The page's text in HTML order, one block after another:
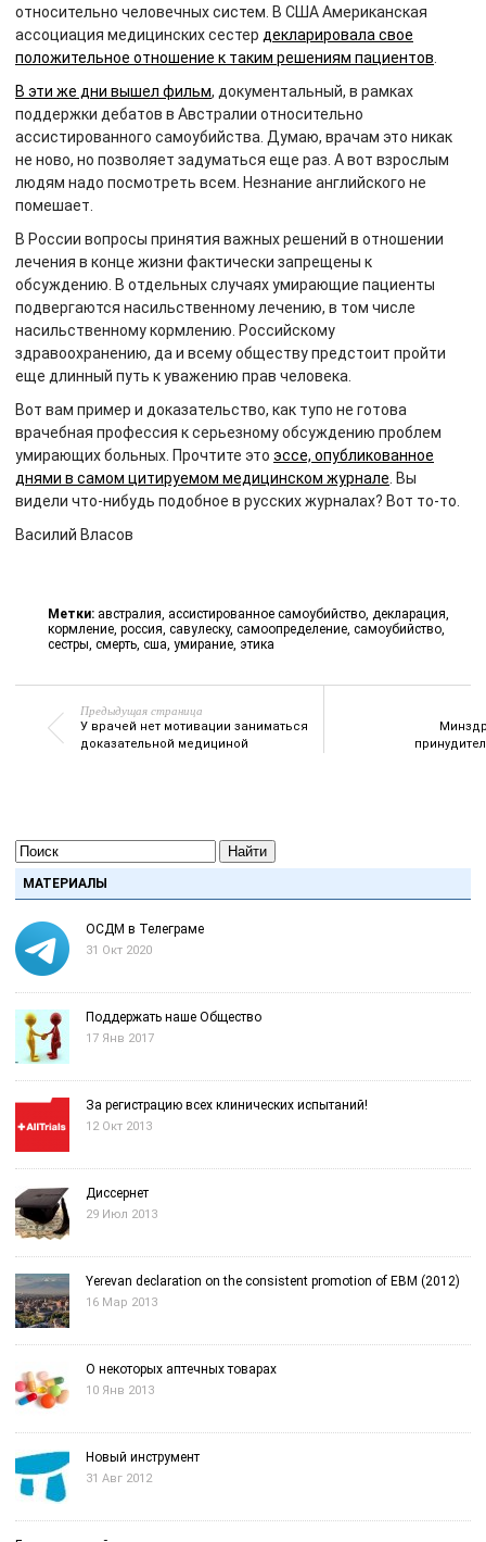
относительно человечных систем. В США Американская
ассоциация медицинских сестер декларировала свое
положительное отношение к таким решениям пациентов
В эти же дни вышел фильм, документальный, в рамках
поддержки дебатов в Австралии относительно
ассистированного самоубийства. Думаю, врачам это никак
не ново, но позволяет задуматься еще раз. А вот взрослым
людям надо посмотреть всем. Незнание английского не
помешает.
В России вопросы принятия важных решений в отношении
лечения в конце жизни фактически запрещены к
обсуждению. В отдельных случаях умирающие пациенты
подвергаются насильственному лечению, в том числе
насильственному кормлению. Российскому
здравоохранению, да и всему обществу предстоит пройти
еще длинный путь к уважению прав человека.
Вот вам пример и доказательство, как тупо не готова
врачебная профессия к серьезному обсуждению проблем
умирающих больных. Прочтите это эссе, опубликованное
днями в самом цитируемом медицинском журнале . Вы
видели что-нибудь подобное в русских журналах? Вот то-то.
Василий Власов
Метки: австралия, ассистированное самоубийство, декларация,
кормление, россия, савулеску, самоопределение, самоубийство,
сестры, смерть, сша, умирание, этика
Предыдущая страница
У врачей нет мотивации заниматься
доказательной медициной
Найти
МАТЕРИАЛЫ
ОСДМ в Телеграме
31 Окт 2020
Поддержать наше Общество
17 Янв 2017
За регистрацию всех клинических испытаний!
12 Окт 2013
Диссернет
29 Июл 2013
Yerevan declaration on the consistent promotion of EBM (2012)
16 Мар 2013
О некоторых аптечных товарах
10 Янв 2013
Новый инструмент
31 Авг 2012